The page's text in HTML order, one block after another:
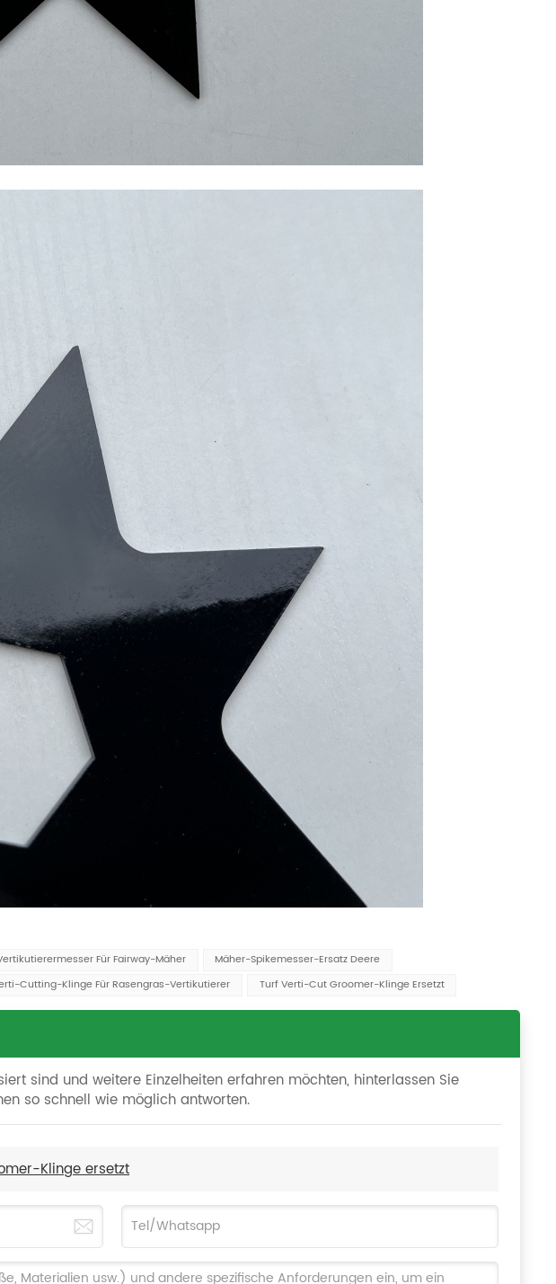
Für Fairway-Mäher
Mäher-Spikemesser-Ersatz Deere
Cutting-Klinge Für Rasengras-Vertikutierer Turf Verti-Cut Groomer-Klinge Ersetzt
sind und weitere Einzelheiten erfahren möchten, hinterlassen Sie
so schnell wie möglich antworten.
Klinge ersetzt